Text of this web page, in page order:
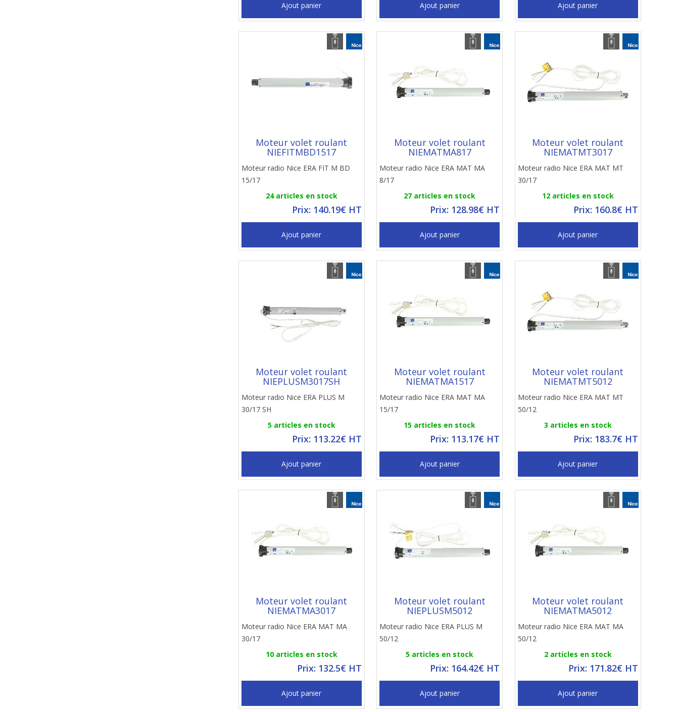
Ajout panier Ajout panier Ajout panier
Moteur volet roulant
NIEFITMBD1517
Moteur radio Nice ERA FIT M BD
15/17
24 articles en stock
Prix: 140.19€ HT
Ajout panier
Moteur volet roulant
NIEMATMA817
Moteur radio Nice ERA MAT MA
8/17
27 articles en stock
Prix: 128.98€ HT
Ajout panier
Moteur volet roulant
NIEMATMT3017
Moteur radio Nice ERA MAT MT
30/17
12 articles en stock
Prix: 160.8€ HT
Ajout panier
Moteur volet roulant
NIEPLUSM3017SH
Moteur radio Nice ERA PLUS M
30/17 SH
5 articles en stock
Prix: 113.22€ HT
Ajout panier
Moteur volet roulant
NIEMATMA1517
Moteur radio Nice ERA MAT MA
15/17
15 articles en stock
Prix: 113.17€ HT
Ajout panier
Moteur volet roulant
NIEMATMT5012
Moteur radio Nice ERA MAT MT
50/12
3 articles en stock
Prix: 183.7€ HT
Ajout panier
Moteur volet roulant
NIEMATMA3017
Moteur radio Nice ERA MAT MA
30/17
10 articles en stock
Prix: 132.5€ HT
Ajout panier
Moteur volet roulant
NIEPLUSM5012
Moteur radio Nice ERA PLUS M
50/12
5 articles en stock
Prix: 164.42€ HT
Ajout panier
Moteur volet roulant
NIEMATMA5012
Moteur radio Nice ERA MAT MA
50/12
2 articles en stock
Prix: 171.82€ HT
Ajout panier